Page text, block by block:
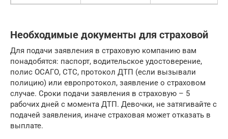
Необходимые документы для страховой
Для подачи заявления в страховую компанию вам
понадобятся: паспорт, водительское удостоверение,
полис ОСАГО, СТС, протокол ДТП (если вызывали
полицию) или европротокол, заявление о страховом
случае. Сроки подачи заявления в страховую – 5
рабочих дней с момента ДТП. Девочки, не затягивайте с
подачей заявления, иначе страховая может отказать в
выплате.